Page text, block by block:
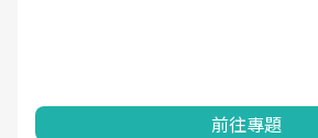
前往專題